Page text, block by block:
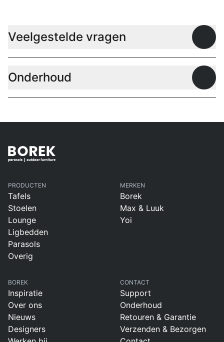
Veelgestelde vragen
Onderhoud
PRODUCTEN
Tafels
Stoelen
Lounge
Ligbedden
Parasols
Overig
MERKEN
Borek
Max & Luuk
Yoi
BOREK
Inspiratie
Over ons
Nieuws
Designers
CONTACT
Support
Onderhoud
Retouren & Garantie
Verzenden & Bezorgen